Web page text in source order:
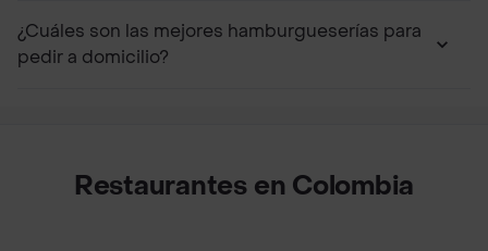
¿Cuáles son las mejores hamburgueserías para
pedir a domicilio?
Restaurantes en Colombia